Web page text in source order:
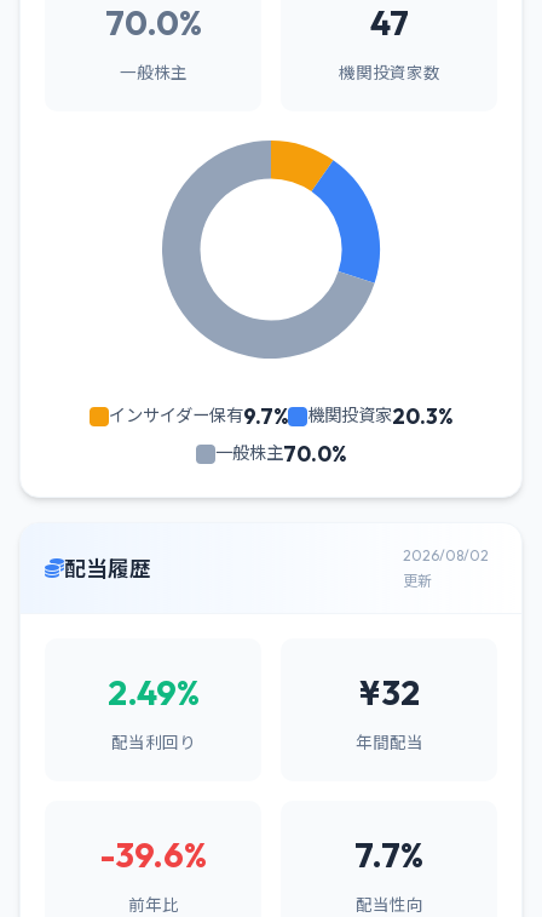
70.0%
一般株主
47
機関投資家数
インサイダー保有9.7% 機関投資家20.3%
一般株主70.0%
配当履歴
2026/08/02
更新
2.49%
配当利回り
¥32
年間配当
-39.6%
前年比
7.7%
配当性向